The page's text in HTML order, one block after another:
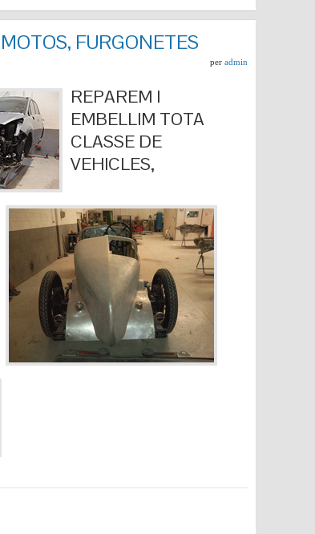
FURGONETES
per admin
REPAREM I
EMBELLIM TOTA
CLASSE DE
VEHICLES,